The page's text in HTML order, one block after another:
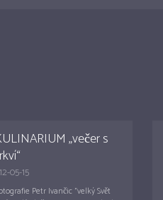
„večer s
05-15
Petr Ivančic "velký Svět